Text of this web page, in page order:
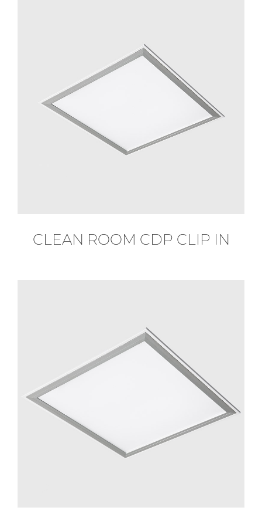
CLEAN ROOM CDP CLIP IN